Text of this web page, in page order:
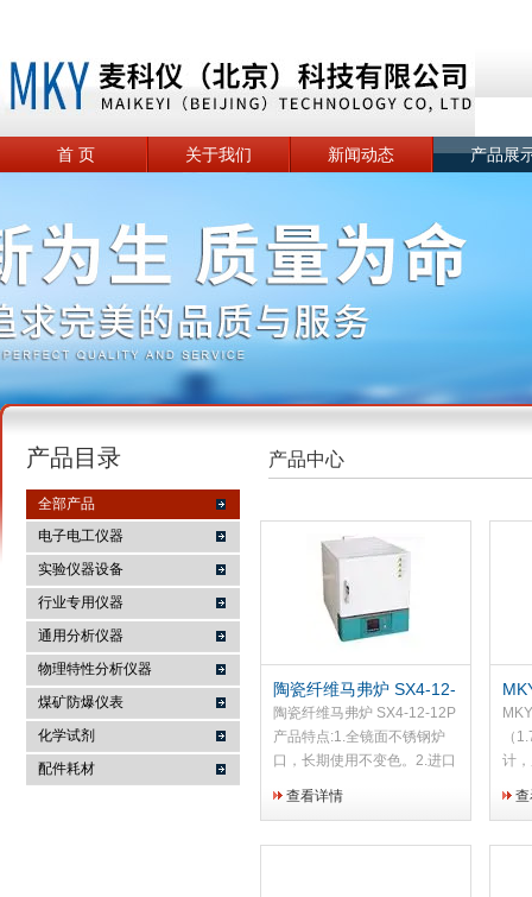
麦科仪（北京）科技有限公司
首 页 关于我们 新闻动态 产品展
产品目录
全部产品
电子电工仪器
实验仪器设备
行业专用仪器
通用分析仪器
物理特性分析仪器
煤矿防爆仪表
化学试剂
配件耗材
产品中心
陶瓷纤维马弗炉 SX4-12-
12P
陶瓷纤维马弗炉 SX4-12-12P
产品特点:1.全镜面不锈钢炉
口，长期使用不变色。2.进口
3.真空成型多晶莫来石纤维炉
查看详情
仪
（
计